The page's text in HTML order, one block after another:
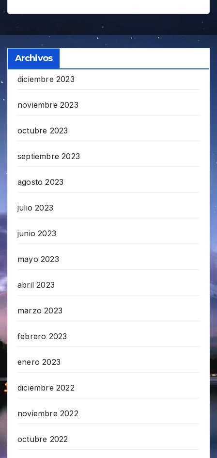
Archivos
diciembre 2023
noviembre 2023
octubre 2023
septiembre 2023
agosto 2023
julio 2023
junio 2023
mayo 2023
abril 2023
marzo 2023
febrero 2023
enero 2023
diciembre 2022
noviembre 2022
octubre 2022